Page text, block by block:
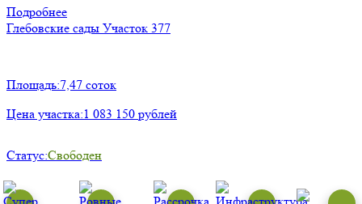
Подробнее
Глебовские сады Участок 377
Площадь:7,47 соток
Цена участка:1 083 150 рублей
Статус:Свободен